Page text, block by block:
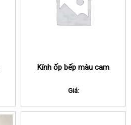
Kính ốp bếp màu cam
Giá: